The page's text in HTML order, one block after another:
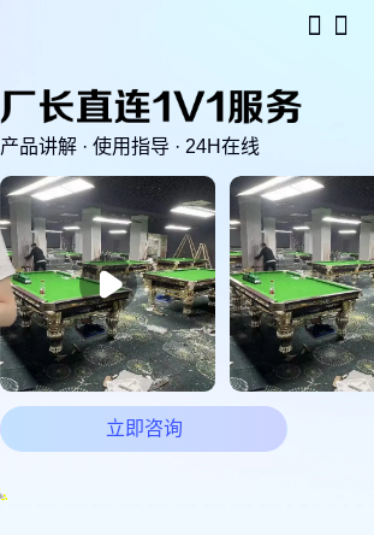
产品讲解 · 使用指导 · 24H在线

立即咨询